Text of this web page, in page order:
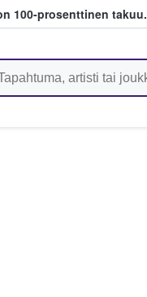
100-prosenttinen takuu.